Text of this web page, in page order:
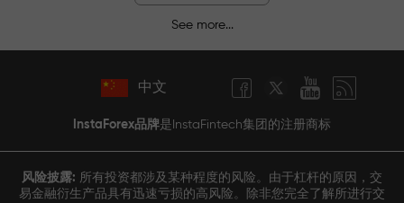
See more...
中文
InstaForex品牌是InstaFintech集团的注册商标
风险披露: 所有投资都涉及某种程度的风险。由于杠杆的原因，交
易金融衍生产品具有迅速亏损的高风险。除非您完全了解所进行交